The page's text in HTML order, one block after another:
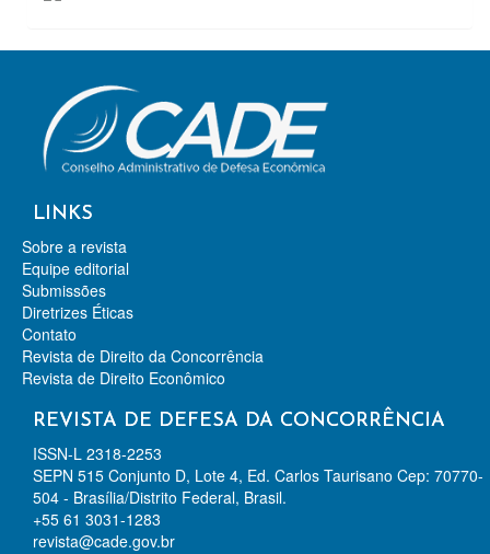
LINKS
Sobre a revista
Equipe editorial
Submissões
Diretrizes Éticas
Contato
Revista de Direito da Concorrência
Revista de Direito Econômico
REVISTA DE DEFESA DA CONCORRÊNCIA
ISSN-L 2318-2253
SEPN 515 Conjunto D, Lote 4, Ed. Carlos Taurisano Cep: 70770-
504 - Brasília/Distrito Federal, Brasil.
+55 61 3031-1283
revista@cade.gov.br